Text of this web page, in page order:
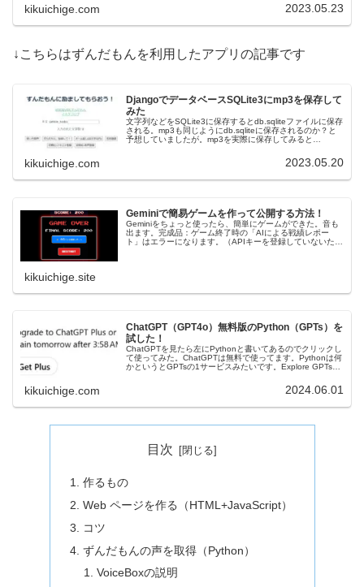
kikuichige.com 2023.05.23
↓こちらはずんだもんを利用したアプリの記事です
DjangoでデータベースSQLite3にmp3を保存して
みた
文字列などをSQLite3に保存するとdb.sqliteファイルに保存
される。mp3も同じようにdb.sqliteに保存されるのか？と
予想していましたが。mp3を実際に保存してみると
kikuichige.com 2023.05.20
Geminiで簡易ゲームを作って公開する方法！
Geminiをちょっと使ったら、簡単にゲームができた。音も
出ます。完成品：ゲーム終了時の「AIによる戦績レポー
ト」はエラーになります。（APIキーを登録していないた
kikuichige.site
ChatGPT（GPT4o）無料版のPython（GPTs）を
試した！
ChatGPTを見たら左にPythonと書いてあるのでクリックし
て使ってみた。ChatGPTは無料で使ってます。Pythonは何
かというとGPTsの1サービスみたいです。Explore GPTsに
kikuichige.com 2024.06.01
目次
作るもの
Web ページを作る（HTML+JavaScript）
コツ
ずんだもんの声を取得（Python）
VoiceBoxの説明